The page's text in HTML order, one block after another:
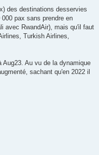
des destinations desservies
pax sans prendre en
avec RwandAir), mais qu'il faut
Turkish Airlines,
Aug23. Au vu de la dynamique
sachant qu'en 2022 il